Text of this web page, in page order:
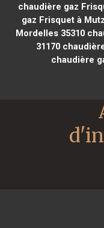
chaudière gaz
gaz Frisquet à
Mordelles 35310
31170
chaudière